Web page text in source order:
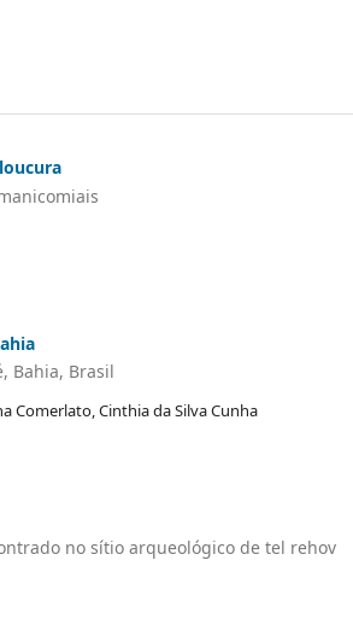
Bahia, Brasil
Comerlato, Cinthia da Silva Cunha
no sítio arqueológico de tel rehov